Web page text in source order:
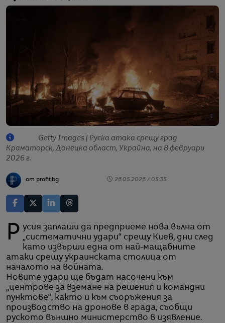
Getty Images | Руска атака срещу град
Краматорск, Донецка област, Украйна, на 8 февруари
2026 г.
от profit.bg 26.05.2026 / 05:35
Русия заплаши да предприеме нова вълна от „систематични удари“ срещу Киев, дни след
като извърши една от най-мащабните
атаки срещу украинската столица от
началото на войната.
Новите удари ще бъдат насочени към
„центрове за вземане на решения и командни
пунктове“, както и към съоръжения за
производство на дронове в града, съобщи
руското външно министерство в изявление.